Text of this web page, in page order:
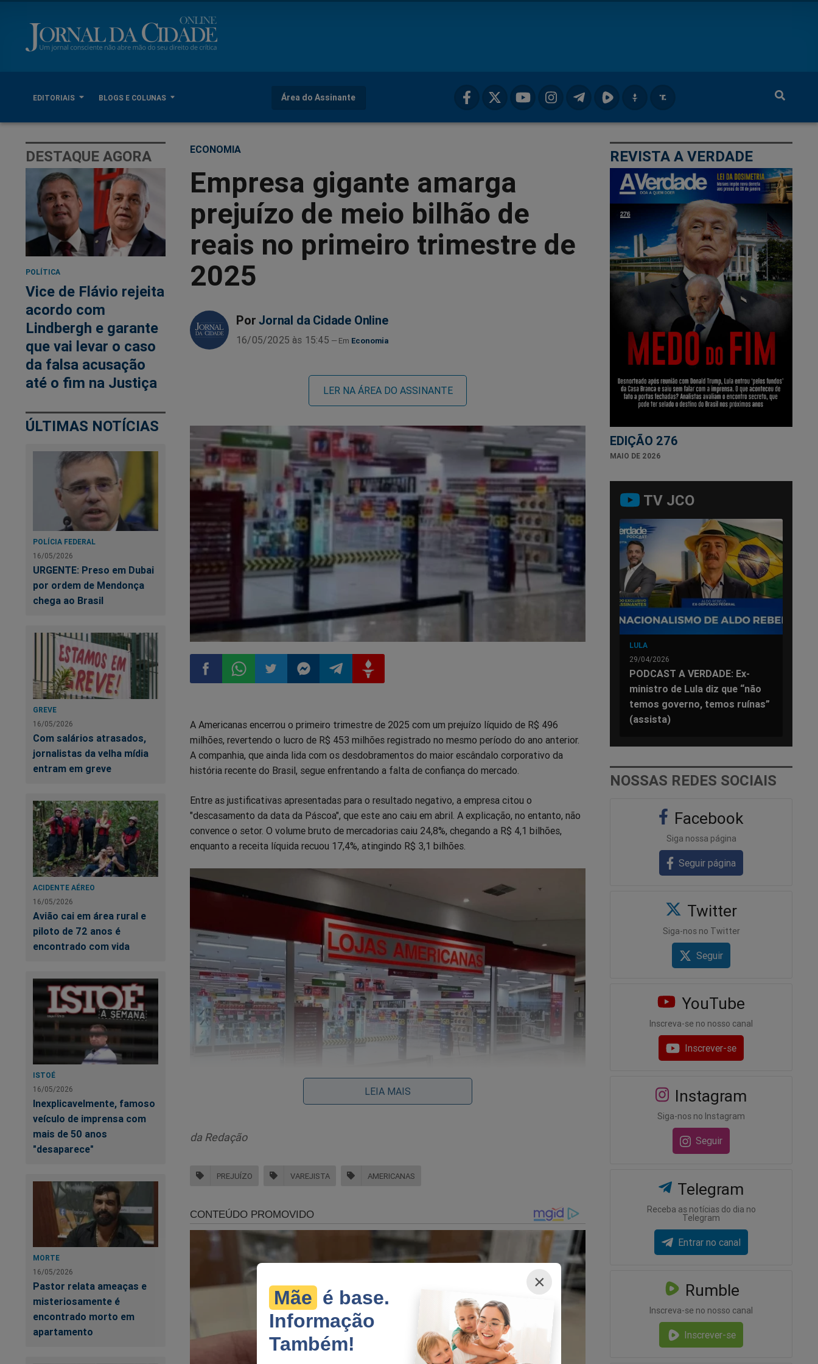
EDITORIAIS BLOGS E COLUNAS Área do Assinante
×
Mãe é base.
Informação
Também!
DESTAQUE AGORA
POLÍTICA
Vice de Flávio rejeita
acordo com
Lindbergh e garante
que vai levar o caso
da falsa acusação
até o fim na Justiça
ÚLTIMAS NOTÍCIAS
POLÍCIA FEDERAL
16/05/2026
URGENTE: Preso em Dubai
por ordem de Mendonça
chega ao Brasil
GREVE
16/05/2026
Com salários atrasados,
jornalistas da velha mídia
entram em greve
ACIDENTE AÉREO
16/05/2026
Avião cai em área rural e
piloto de 72 anos é
encontrado com vida
ISTOÉ
16/05/2026
Inexplicavelmente, famoso
veículo de imprensa com
mais de 50 anos
"desaparece"
MORTE
16/05/2026
Pastor relata ameaças e
misteriosamente é
encontrado morto em
apartamento
ECONOMIA
Empresa gigante amarga
prejuízo de meio bilhão de
reais no primeiro trimestre de
2025
Por Jornal da Cidade Online
16/05/2025 às 15:45 Economia
LER NA ÁREA DO ASSINANTE
no
Facebook
no
Whatsapp
no
Twitter
no
Messenger
no
Telegram
no
Gettr
A Americanas encerrou o primeiro trimestre de 2025 com um prejuízo líquido de R$ 496
milhões, revertendo o lucro de R$ 453 milhões registrado no mesmo período do ano anterior.
A companhia, que ainda lida com os desdobramentos do maior escândalo corporativo da
história recente do Brasil, segue enfrentando a falta de confiança do mercado.
Entre as justificativas apresentadas para o resultado negativo, a empresa citou o
"descasamento da data da Páscoa", que este ano caiu em abril. A explicação, no entanto, não
convence o setor. O volume bruto de mercadorias caiu 24,8%, chegando a R$ 4,1 bilhões,
enquanto a receita líquida recuou 17,4%, atingindo R$ 3,1 bilhões.
O lucro bruto da empresa também caiu 27,6%, totalizando R$ 891 milhões. A margem bruta
comparação ao ano passado.
O cenário desolador é reflexo direto de uma administração marcada por fraudes bilionárias e
má conduta. Em 2023, vieram à tona inconsistências contábeis de mais de R$ 20 bilhões nos
balanços da varejista. Em 2025, ex-diretores passaram a ser alvos de denúncias criminais por
organização criminosa e manipulação de mercado.
Apesar de anunciar crescimento pontual nas vendas físicas nos primeiros quatro meses do
ano, impulsionado pelo período da Páscoa, a Americanas segue sob recuperação judicial e
tenta desesperadamente recuperar a confiança de consumidores e investidores. Enquanto
LEIA MAIS
da Redação
PREJUÍZO VAREJISTA AMERICANAS
REVISTA A VERDADE
EDIÇÃO 276
MAIO DE 2026
TV JCO
LULA
29/04/2026
PODCAST A VERDADE: Ex-
ministro de Lula diz que “não
temos governo, temos ruínas”
(assista)
NOSSAS REDES SOCIAIS
Facebook
Siga nossa página
Seguir página
Twitter
Siga-nos no Twitter
Seguir
YouTube
Inscreva-se no nosso canal
Inscrever-se
Instagram
Siga-nos no Instagram
Seguir
Telegram
Receba as notícias do dia no
Telegram
Entrar no canal
Rumble
Inscreva-se no nosso canal
Inscrever-se